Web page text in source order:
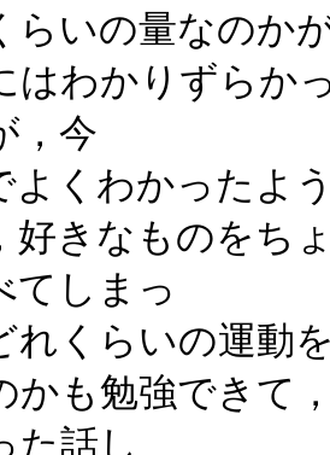
らいの量なのか
はわかりずらか
，今
よくわかったよ
好きなものをち
てしまっ
れくらいの運動
かも勉強できて
た話し